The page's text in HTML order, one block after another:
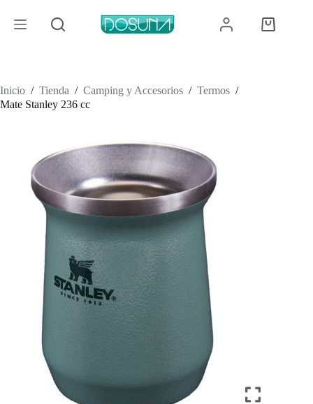
contenido
Carro
de
Inicio / Tienda / Camping y Accesorios / Termos /
Mate Stanley 236 cc